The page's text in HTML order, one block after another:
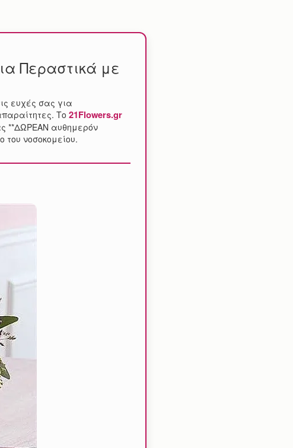
Περαστικά με
ευχές σας για
Το 21Flowers.gr
**ΔΩΡΕΑΝ αυθημερόν
νοσοκομείου.